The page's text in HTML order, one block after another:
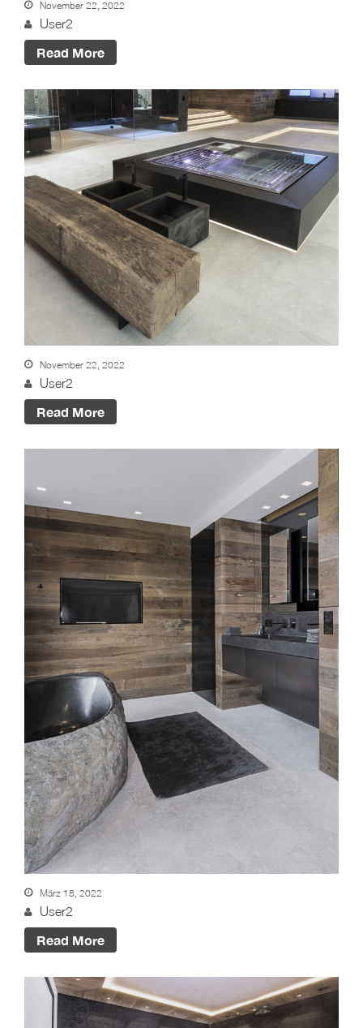
November 22, 2022
User2
Read More
November 22, 2022
User2
Read More
März 18, 2022
User2
Read More